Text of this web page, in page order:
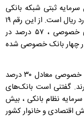
ثبتی شبکه بانکی
کشور بالغ بر ۳ میلیون و ۳۴۹ هزار و ۷۷۹ میلیارد ریال است. از این رقم ۱۹
درصد متعلق به بانک‌ها و مؤسسات اعتباری خصوصی ، ۵۷ درصد در
نیز در اختیار چهار بانک خصوصی شده
بنابراین گزارش ، بانک‌ها و مؤسسات اعتباری خصوصی معادل ۳۰ درصد
گفتنی است بانک‌های
نظام بانکی ، بیش
اقتصادی و خانوار کشور